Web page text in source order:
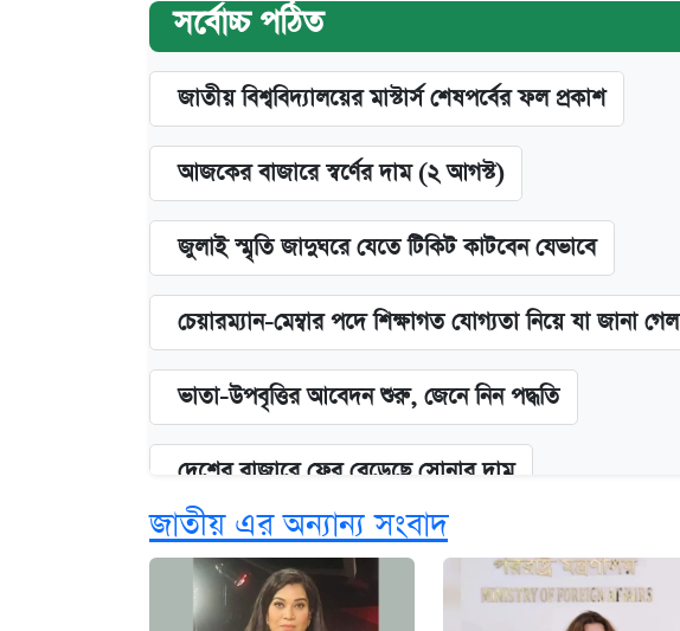
সর্বোচ্চ পঠিত
জাতীয় বিশ্ববিদ্যালয়ের মাস্টার্স শেষপর্বের ফল প্রকাশ
আজকের বাজারে স্বর্ণের দাম (২ আগস্ট)
জুলাই স্মৃতি জাদুঘরে যেতে টিকিট কাটবেন যেভাবে
চেয়ারম্যান-মেম্বার পদে শিক্ষাগত যোগ্যতা নিয়ে যা জানা গেল
ভাতা-উপবৃত্তির আবেদন শুরু, জেনে নিন পদ্ধতি
দেশের বাজারে ফের বেড়েছে সোনার দাম
‘গুলশানের চামেলি’ তে যৌনকর্মীর দালাল অ্যাডলফ খান
আজ শুক্রবার রাজধানীর যেসব মার্কেট-দোকানপাট বন্ধ
জাতীয় এর অন্যান্য সংবাদ